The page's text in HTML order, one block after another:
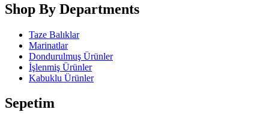
Shop By Departments
Taze Balıklar
Marinatlar
Dondurulmuş Ürünler
İşlenmiş Ürünler
Kabuklu Ürünler
Sepetim